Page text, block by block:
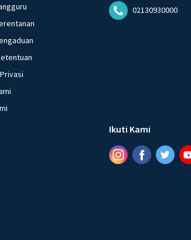
02130930000
Ikuti Kami